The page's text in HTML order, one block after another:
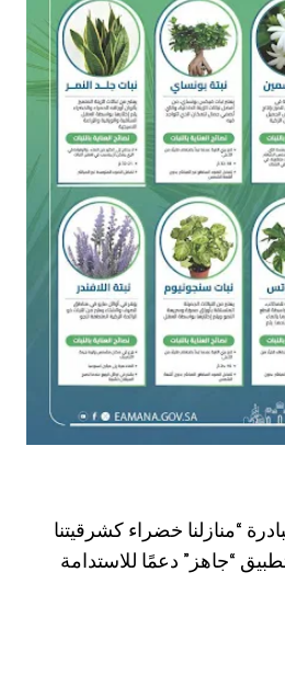
“منازلنا خضراء كشرقيتنا
“جاهز” دعمًا للاستدامة